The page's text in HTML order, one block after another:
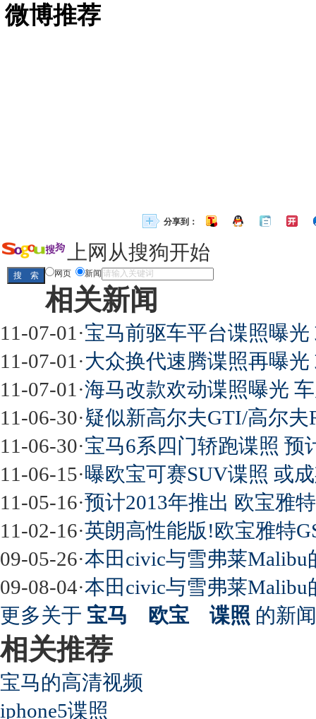
微博推荐
分享到：
上网从搜狗开始
网页 新闻
相关新闻
11-07-01 ·宝马前驱车平台谍照曝光
11-07-01 ·大众换代速腾谍照再曝
11-07-01 ·海马改款欢动谍照曝光
11-06-30·疑似新高尔夫GTI/高尔
11-06-30·宝马6系四门轿跑谍照 预
11-06-15·曝欧宝可赛SUV谍照 或
11-05-16·预计2013年推出 欧宝雅
11-02-16·英朗高性能版!欧宝雅特
09-05-26·本田civic与雪弗莱Malibu
09-08-04·本田civic与雪弗莱Malibu
更多关于 宝马 欧宝 谍照 的新
相关推荐
宝马的高清视频
iphone5谍照